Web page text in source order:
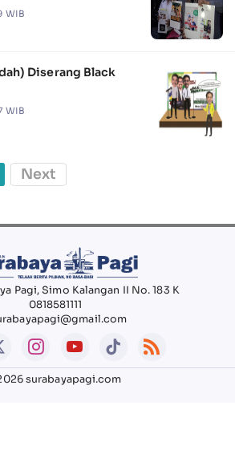
WIB
Diserang Black
WIB
Next
Pagi, Simo Kalangan II No. 183 K
0818581111
surabayapagi.com